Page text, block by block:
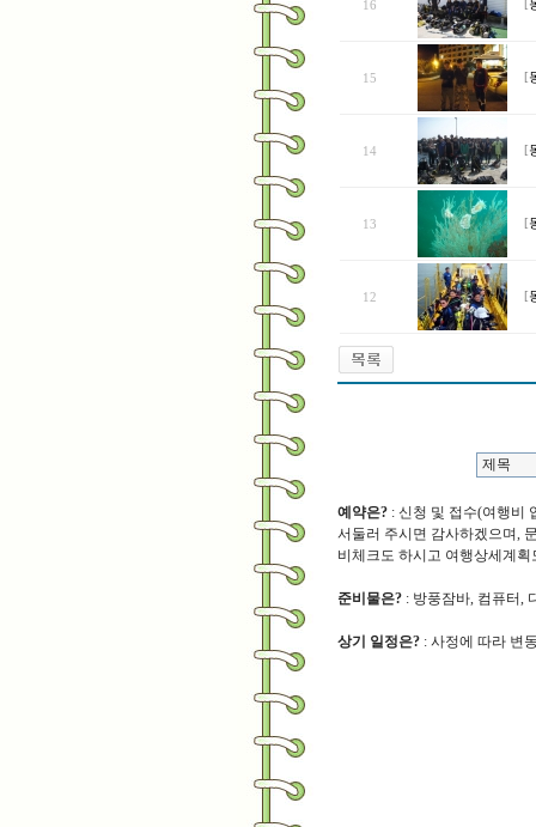
16 [
15 [
14 [
13 [
12 [
예약은? : 신청 및 접수(여행비
서둘러 주시면 감사하겠으며,
비체크도 하시고 여행상세계획
준비물은? : 방풍잠바, 컴퓨터,
상기 일정은? : 사정에 따라 변